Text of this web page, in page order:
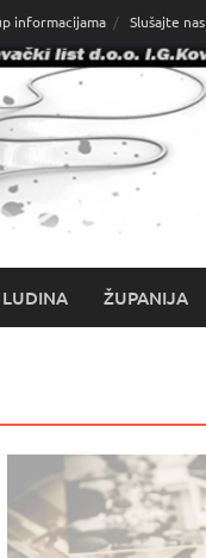
informacijama Slušajte nas
ŽUPANIJA